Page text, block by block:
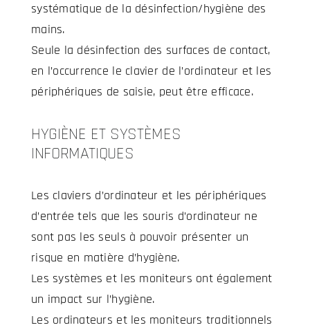
systématique de la désinfection/hygiène des
mains.
Seule la désinfection des surfaces de contact,
en l’occurrence le clavier de l’ordinateur et les
périphériques de saisie, peut être efficace.
HYGIÈNE ET SYSTÈMES
INFORMATIQUES
Les claviers d’ordinateur et les périphériques
d’entrée tels que les souris d’ordinateur ne
sont pas les seuls à pouvoir présenter un
risque en matière d’hygiène.
Les systèmes et les moniteurs ont également
un impact sur l’hygiène.
Les ordinateurs et les moniteurs traditionnels